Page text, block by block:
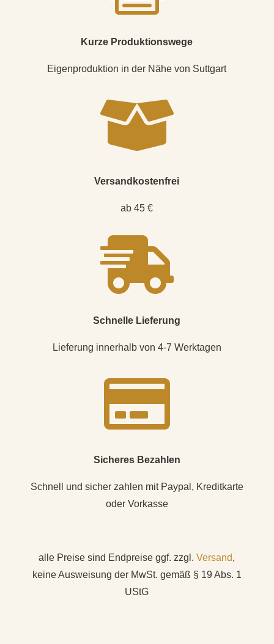
Kurze Produktionswege
Eigenproduktion in der Nähe von Suttgart

Versandkostenfrei
ab 45 €

Schnelle Lieferung
Lieferung innerhalb von 4-7 Werktagen

Sicheres Bezahlen
Schnell und sicher zahlen mit Paypal, Kreditkarte
oder Vorkasse
alle Preise sind Endpreise ggf. zzgl.Versand,
keine Ausweisung der MwSt. gemäß § 19 Abs. 1
UStG